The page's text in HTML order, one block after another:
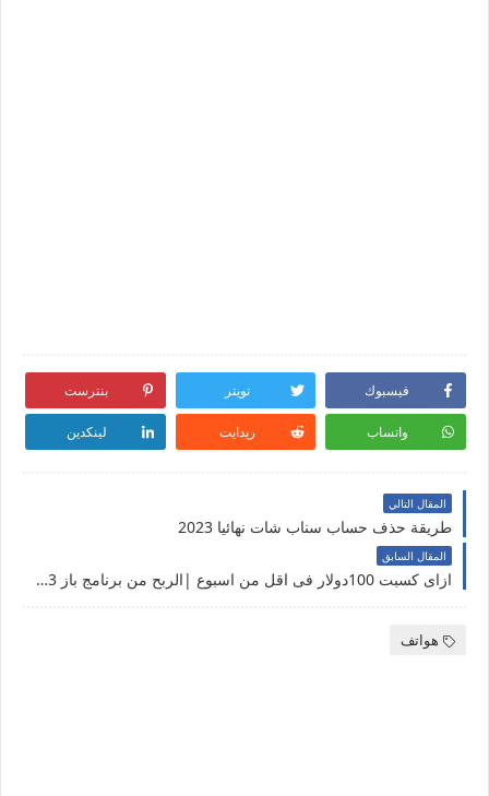
فيسبوك تويتر بنترست
واتساب ريدايت لينكدين
المقال التالي
طريقة حذف حساب سناب شات نهائيا 2023
المقال السابق
ازاى كسبت 100دولار فى اقل من اسبوع |الربح من برنامج باز 2023
هواتف